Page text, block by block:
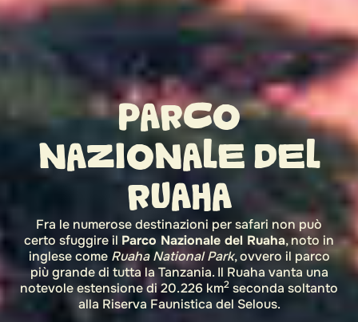
PARCO
NAZIONALE DEL
RUAHA
Fra le numerose destinazioni per safari non può
certo sfuggire il Parco Nazionale del Ruaha, noto in
inglese come Ruaha National Park, ovvero il parco
più grande di tutta la Tanzania. Il Ruaha vanta una
notevole estensione di 20.226 km2 seconda soltanto
alla Riserva Faunistica del Selous.